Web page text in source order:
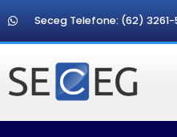
Seceg Telefone: (62) 3261-